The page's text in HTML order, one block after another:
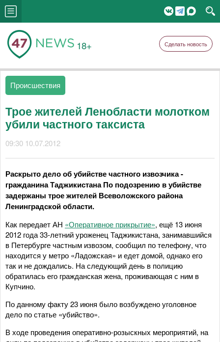
18+ Сделать новость
Происшествия
Трое жителей Ленобласти молотком
убили частного таксиста
09:30 10.07.2012
Раскрыто дело об убийстве частного извозчика -
гражданина Таджикистана По подозрению в убийстве
задержаны трое жителей Всеволожского района
Ленинградской области.
Как передает АН «Оперативное прикрытие», ещё 13 июня
2012 года 33-летний уроженец Таджикистана, занимавшийся
в Петербурге частным извозом, сообщил по телефону, что
находится у метро «Ладожская» и едет домой, однако его
так и не дождались. На следующий день в полицию
обратилась его гражданская жена, проживающая с ним в
Купчино.
По данному факту 23 июня было возбуждено уголовное
дело по статье «убийство».
В ходе проведения оперативно-розыскных мероприятий, на